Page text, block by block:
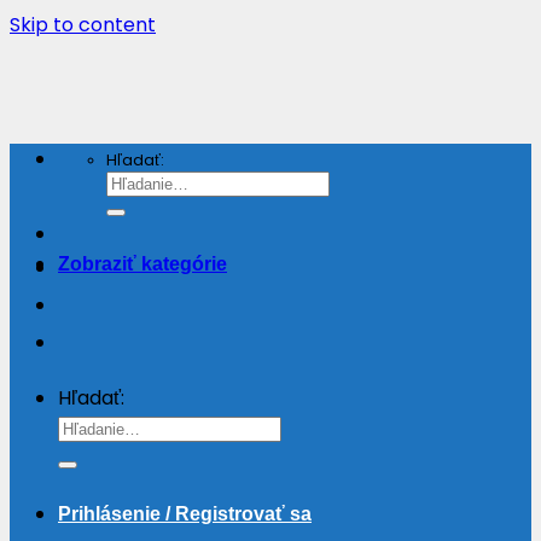
Skip to content
Hľadať:
Prihlásenie / Registrovať sa
Hľadať:
Zobraziť kategórie